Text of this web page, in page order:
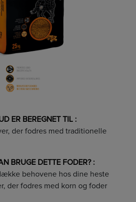
ER BEREGNET TIL :
der fodres med traditionelle
BRUGE DETTE FODER? :
behovene hos dine heste
der fodres med korn og foder